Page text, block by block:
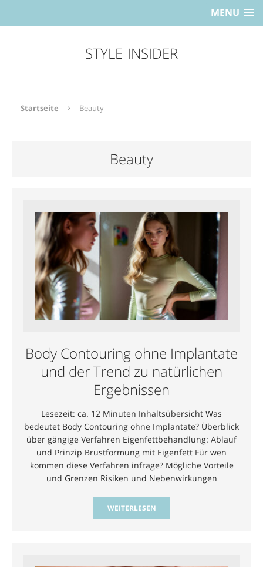
MENU
STYLE-INSIDER
Startseite Beauty
Beauty
Body Contouring ohne Implantate
und der Trend zu natürlichen
Ergebnissen
Lesezeit: ca. 12 Minuten Inhaltsübersicht Was
bedeutet Body Contouring ohne Implantate? Überblick
über gängige Verfahren Eigenfettbehandlung: Ablauf
und Prinzip Brustformung mit Eigenfett Für wen
kommen diese Verfahren infrage? Mögliche Vorteile
und Grenzen Risiken und Nebenwirkungen
WEITERLESEN